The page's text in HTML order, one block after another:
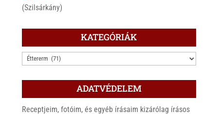
(Szilsárkány)
KATEGÓRIÁK
KATEGÓRIÁK
ADATVÉDELEM
Receptjeim, fotóim, és egyéb írásaim kizárólag írásos